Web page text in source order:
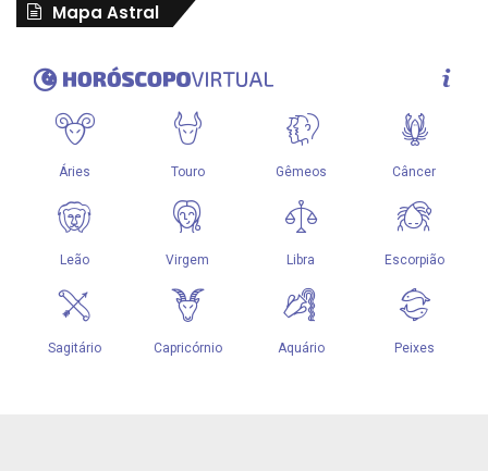
Mapa Astral